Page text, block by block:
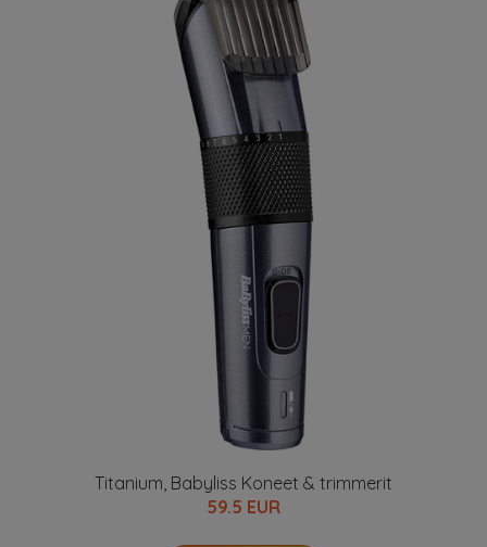
Titanium, Babyliss Koneet & trimmerit
59.5 EUR